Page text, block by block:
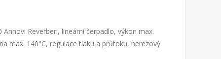
Reverberi, lineární čerpadlo, výkon max.
max. 140°C, regulace tlaku a průtoku, nerezový